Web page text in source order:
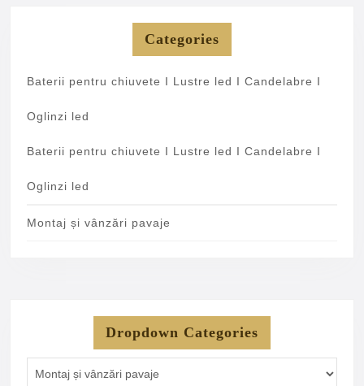
Categories
Baterii pentru chiuvete I Lustre led I Candelabre I
Oglinzi led
Baterii pentru chiuvete I Lustre led I Candelabre I
Oglinzi led
Montaj și vânzări pavaje
Dropdown Categories